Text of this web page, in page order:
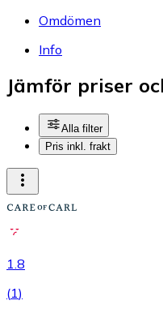
Omdömen
Info
Jämför priser
Alla filter
Pris inkl. frakt
1.8
(1)